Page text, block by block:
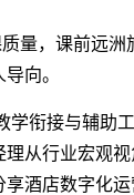
量，课前远
向。
衔接与辅助
从行业宏观视
酒店数字化运